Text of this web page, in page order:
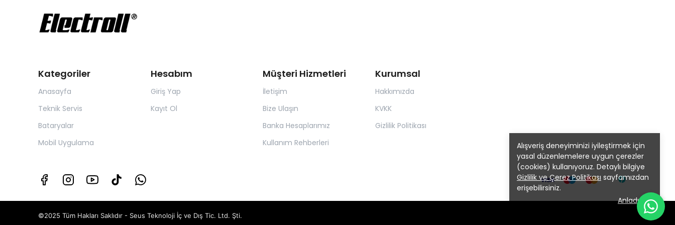
Alışveriş deneyiminizi iyileştirmek için
yasal düzenlemelere uygun çerezler
(cookies) kullanıyoruz. Detaylı bilgiye
Gizlilik ve Çerez Politikası sayfamızdan
erişebilirsiniz.
Anladım
Kategoriler
Anasayfa
Teknik Servis
Bataryalar
Mobil Uygulama
Hesabım
Giriş Yap
Kayıt Ol
Müşteri Hizmetleri
İletişim
Bize Ulaşın
Banka Hesaplarımız
Kullanım Rehberleri
Kurumsal
Hakkımızda
KVKK
Gizlilik Politikası
©2025 Tüm Hakları Saklıdır - Seus Teknoloji İç ve Dış Tic. Ltd. Şti.